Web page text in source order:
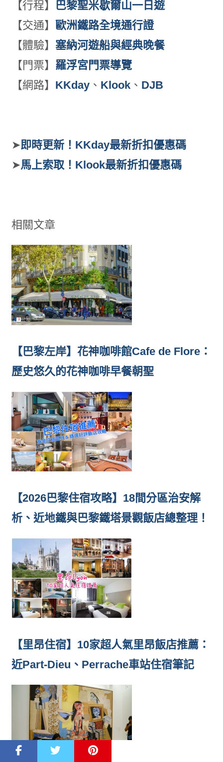
【行程】 巴黎聖米歇爾山一日遊
【交通】 歐洲鐵路全境通行證
【體驗】 塞納河遊船與經典晚餐
【門票】 羅浮宮門票導覽
【網路】 KKday、 Klook、 DJB
➤即時更新！KKday最新折扣優惠碼
➤馬上索取！Klook最新折扣優惠碼
相關文章
【巴黎左岸】花神咖啡館Cafe de Flore：
歷史悠久的花神咖啡早餐朝聖
【2026巴黎住宿攻略】18間分區治安解
析、近地鐵與巴黎鐵塔景觀飯店總整理！
【里昂住宿】10家超人氣里昂飯店推薦：
近Part-Dieu、Perrache車站住宿筆記